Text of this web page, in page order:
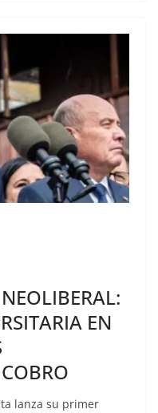
EN
lanza su primer